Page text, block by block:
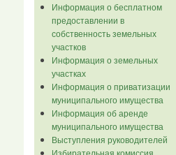
Информация о бесплатном
предоставлении в
собственность земельных
участков
Информация о земельных
участках
Информация о приватизации
муниципального имущества
Информация об аренде
муниципального имущества
Выступления руководителей
Избирательная комиссия